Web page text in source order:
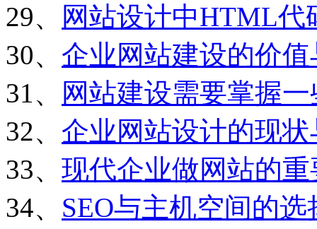
29、
网站设计中HTML代
30、 企业网站建设的价
31、
网站建设需要掌握
32、 企业网站设计的现
33、 现代企业做网站的重
34、 SEO与主机空间的选